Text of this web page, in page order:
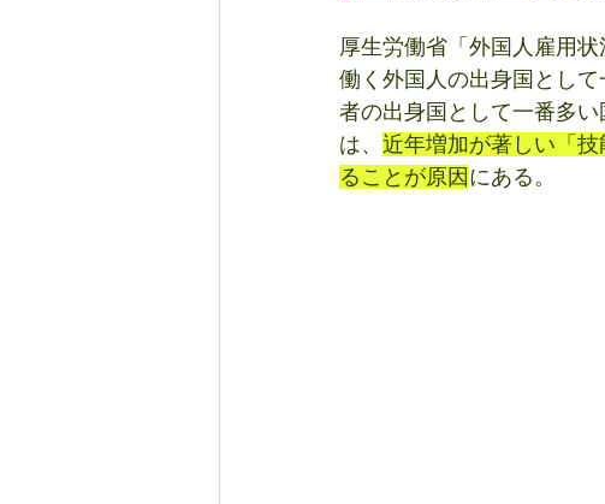
厚生労働省「外国人雇用
働く外国人の出身国とし
者の出身国として一番多
は、 近年増加が著しい「
ることが原因 にある。